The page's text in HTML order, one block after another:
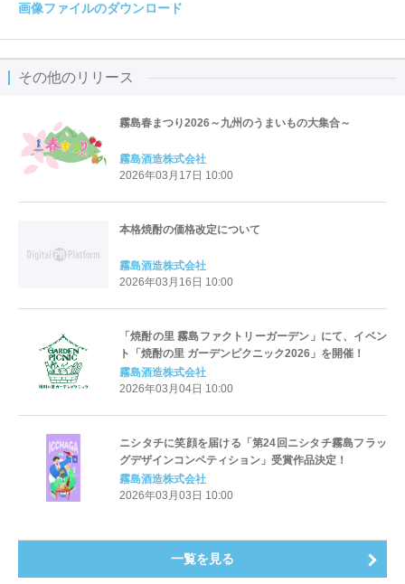
画像ファイルのダウンロード
その他のリリース
霧島春まつり2026～九州のうまいもの大集合～
霧島酒造株式会社
2026年03月17日 10:00
本格焼酎の価格改定について
霧島酒造株式会社
2026年03月16日 10:00
「焼酎の里 霧島ファクトリーガーデン」にて、イベン
ト「焼酎の里 ガーデンピクニック2026」を開催！
霧島酒造株式会社
2026年03月04日 10:00
ニシタチに笑顔を届ける「第24回ニシタチ霧島フラッ
グデザインコンペティション」受賞作品決定！
霧島酒造株式会社
2026年03月03日 10:00
一覧を見る